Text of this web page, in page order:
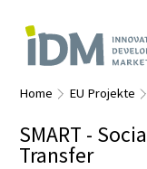
Home EU Projekte
SMART -
Transfer